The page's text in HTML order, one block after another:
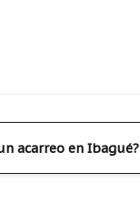
acarreo en Ibagué?